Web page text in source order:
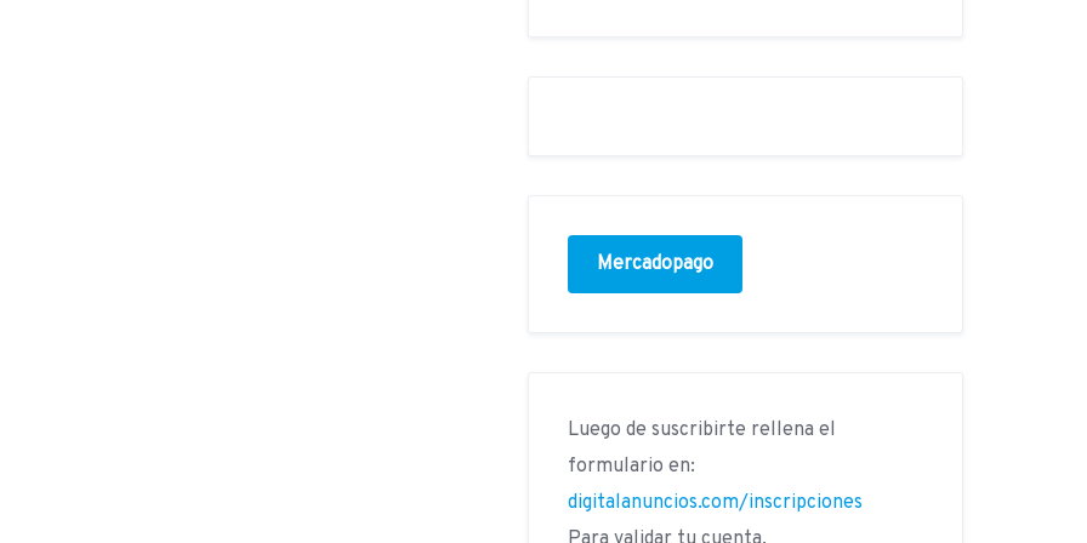
Mercadopago
Luego de suscribirte rellena el
formulario en:
digitalanuncios.com/inscripciones